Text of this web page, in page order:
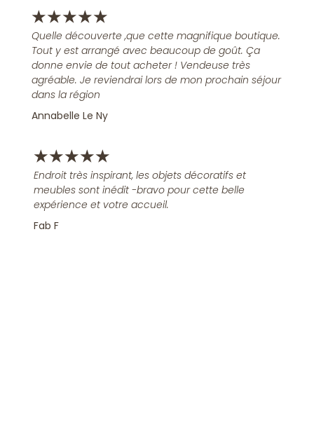
★★★★★
Quelle découverte ,que cette magnifique boutique.
Tout y est arrangé avec beaucoup de goût. Ça
donne envie de tout acheter ! Vendeuse très
agréable. Je reviendrai lors de mon prochain séjour
dans la région
Annabelle Le Ny
★★★★★
Endroit très inspirant, les objets décoratifs et
meubles sont inédit -bravo pour cette belle
expérience et votre accueil.
Fab F